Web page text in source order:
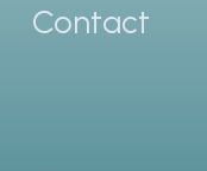
Contact